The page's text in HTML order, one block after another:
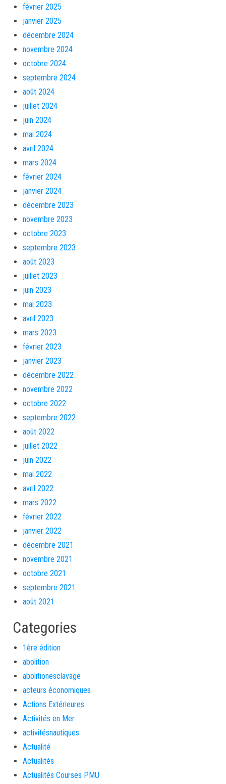
février 2025
janvier 2025
décembre 2024
novembre 2024
octobre 2024
septembre 2024
août 2024
juillet 2024
juin 2024
mai 2024
avril 2024
mars 2024
février 2024
janvier 2024
décembre 2023
novembre 2023
octobre 2023
septembre 2023
août 2023
juillet 2023
juin 2023
mai 2023
avril 2023
mars 2023
février 2023
janvier 2023
décembre 2022
novembre 2022
octobre 2022
septembre 2022
août 2022
juillet 2022
juin 2022
mai 2022
avril 2022
mars 2022
février 2022
janvier 2022
décembre 2021
novembre 2021
octobre 2021
septembre 2021
août 2021
Categories
1ère édition
abolition
abolitionesclavage
acteurs économiques
Actions Extérieures
Activités en Mer
activitésnautiques
Actualité
Actualités
Actualités Courses PMU